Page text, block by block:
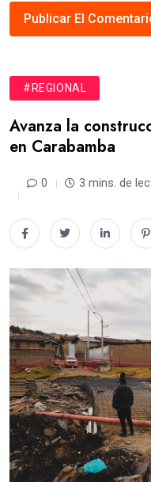
#REGIONAL
Avanza la
en Carabamba
0 3 mins. de